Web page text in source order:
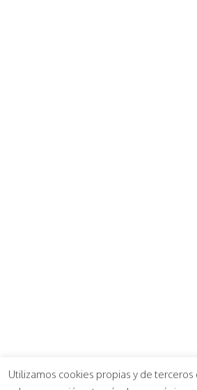
Utilizamos cookies propias y de